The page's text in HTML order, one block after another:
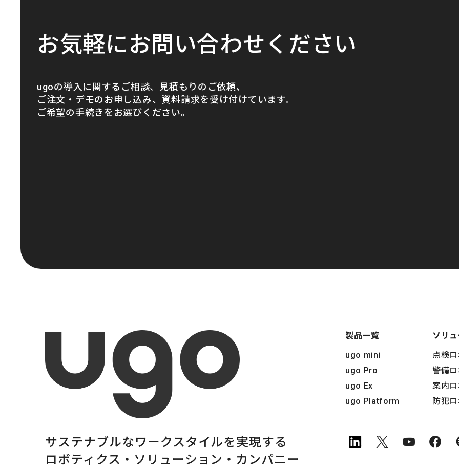
お気軽にお問い合わせください
ugoの導入に関するご相談、見積もりのご依頼、
ご注文・デモのお申し込み、資料請求を受け付けています。
ご希望の手続きをお選びください。
サステナブルなワークスタイルを実現する
ロボティクス・ ソリューション・ カンパニー
製品一覧
ugo mini
ugo Pro
ugo Ex
ugo Platform
ソリ
点検
警備
案内
防犯